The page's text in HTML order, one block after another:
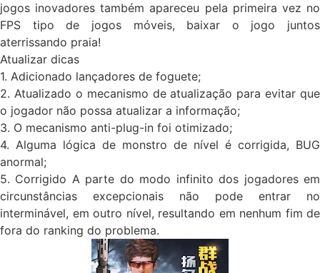
jogos inovadores também apareceu pela primeira vez no
FPS tipo de jogos móveis, baixar o jogo juntos
aterrissando praia!
Atualizar dicas
1. Adicionado lançadores de foguete;
2. Atualizado o mecanismo de atualização para evitar que
o jogador não possa atualizar a informação;
3. O mecanismo anti-plug-in foi otimizado;
4. Alguma lógica de monstro de nível é corrigida, BUG
anormal;
5. Corrigido A parte do modo infinito dos jogadores em
circunstâncias excepcionais não pode entrar no
interminável, em outro nível, resultando em nenhum fim de
fora do ranking do problema.